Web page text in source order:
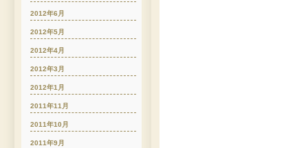
2012年6月
2012年5月
2012年4月
2012年3月
2012年1月
2011年11月
2011年10月
2011年9月